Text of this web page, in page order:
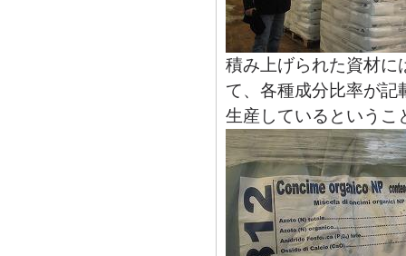
積み上げられた資材
て、各種成分比率が記
生産しているというこ